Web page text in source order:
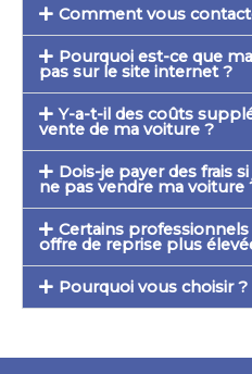
Comment vous
Pourquoi est-ce que
pas sur le site internet ?
Y-a-t-il des coûts
vente de ma voiture ?
Dois-je payer des frais
ne pas vendre ma voiture
Certains
offre de reprise plus
Pourquoi vous choisir ?